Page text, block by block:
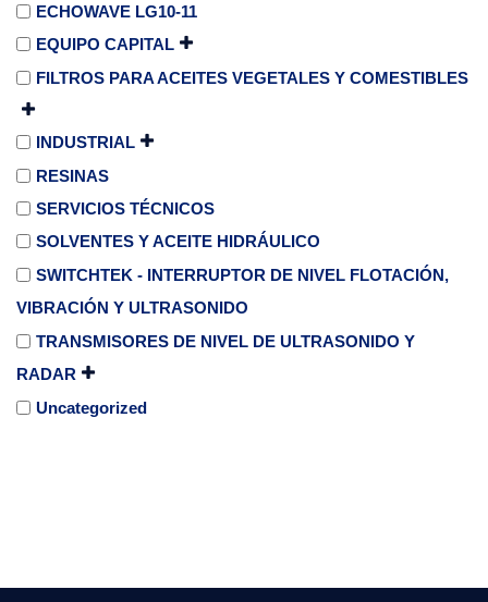
ECHOWAVE LG10-11
EQUIPO CAPITAL
FILTROS PARA ACEITES VEGETALES Y COMESTIBLES
INDUSTRIAL
RESINAS
SERVICIOS TÉCNICOS
SOLVENTES Y ACEITE HIDRÁULICO
SWITCHTEK - INTERRUPTOR DE NIVEL FLOTACIÓN,
VIBRACIÓN Y ULTRASONIDO
TRANSMISORES DE NIVEL DE ULTRASONIDO Y
RADAR
Uncategorized